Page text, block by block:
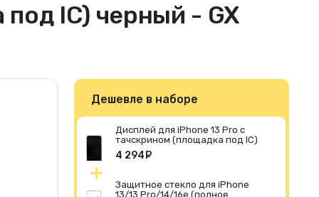
IC) черный - GX
Дешевле в наборе
Дисплей для iPhone 13 Pro с
тачскрином (площадка под IC)
черный - GX
4 294
Защитное стекло для iPhone
13/13 Pro/14/16e (полное